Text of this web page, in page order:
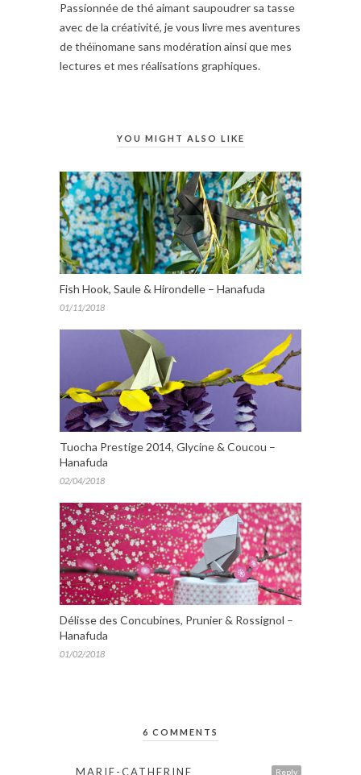
Passionnée de thé aimant saupoudrer sa tasse
avec de la créativité, je vous livre mes aventures
de théïnomane sans modération ainsi que mes
lectures et mes réalisations graphiques.
YOU MIGHT ALSO LIKE
Fish Hook, Saule & Hirondelle – Hanafuda
01/11/2018
Tuocha Prestige 2014, Glycine & Coucou –
Hanafuda
02/04/2018
Délisse des Concubines, Prunier & Rossignol –
Hanafuda
01/02/2018
6 COMMENTS
Reply
MARIE-CATHERINE